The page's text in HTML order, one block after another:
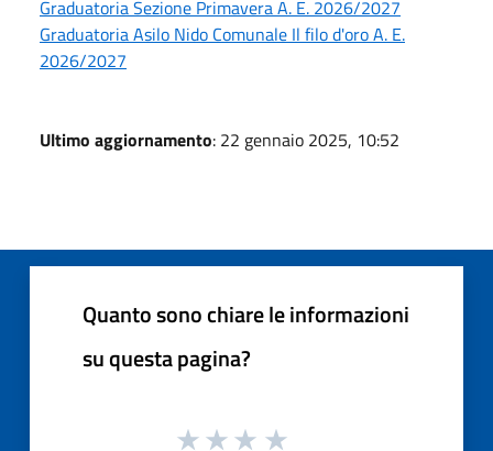
Graduatoria Sezione Primavera A. E. 2026/2027
Graduatoria Asilo Nido Comunale Il filo d'oro A. E.
2026/2027
Ultimo aggiornamento: 22 gennaio 2025, 10:52
Quanto sono chiare le informazioni
su questa pagina?